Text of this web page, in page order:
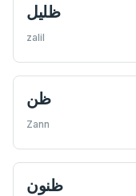
ظليل
zalil
ظن
Zann
ظنون